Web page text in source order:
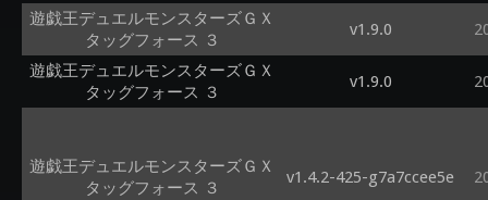
遊戯王デュエルモンスターズＧＸ
タッグフォース ３
v1.9.0
遊戯王デュエルモンスターズＧＸ
タッグフォース ３
v1.9.0
遊戯王デュエルモンスターズＧＸ
タッグフォース ３
v1.4.2-425-g7a7ccee5e